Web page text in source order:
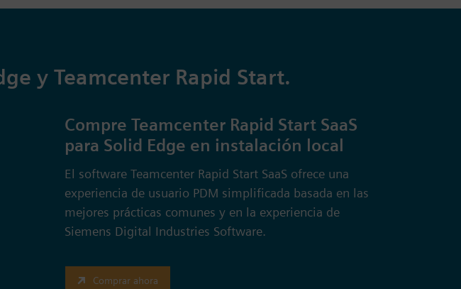
y Teamcenter Rapid Start.
Compre Teamcenter Rapid Start SaaS
para Solid Edge en instalación local
El software Teamcenter Rapid Start SaaS ofrece una
experiencia de usuario PDM simplificada basada en las
mejores prácticas comunes y en la experiencia de
Siemens Digital Industries Software.
Comprar ahora